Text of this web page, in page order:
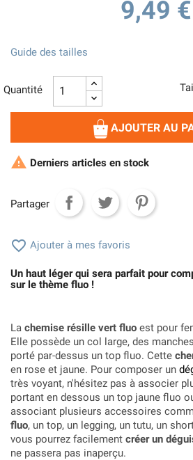
9,49 €
Guide des tailles
Quantité
AJOUTER AU
 Derniers articles en stock
Partager
 Ajouter à mes favoris
Un haut léger qui sera parfait pour
sur le thème fluo !
La chemise résille vert fluo est pour
Elle possède un col large, des
porté par-dessus un top fluo. Cette
en rose et jaune. Pour composer un
très voyant, n'hésitez pas à associer
portant en dessous un top jaune fluo
associant plusieurs accessoires
fluo, un top, un legging, un tutu, un
vous pourrez facilement créer un
ne passera pas inaperçu.